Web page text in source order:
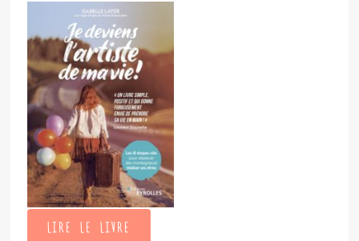
LIRE LE LIVRE